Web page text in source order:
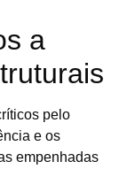
a
pelo
e os
empenhadas